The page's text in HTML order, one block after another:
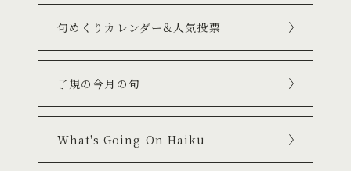
句めくりカレンダー&人気投票
子規の今月の句
What's Going On Haiku